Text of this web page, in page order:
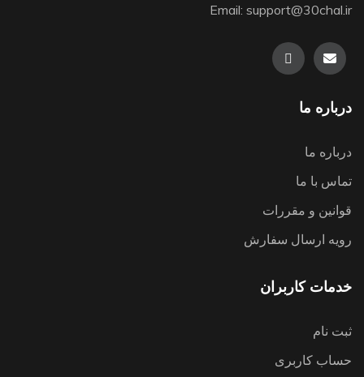
Email: support@30chal.ir
درباره ما
درباره ما
تماس با ما
قوانین و مقررات
رویه ارسال سفارش
خدمات کاربران
ثبت نام
حساب کاربری